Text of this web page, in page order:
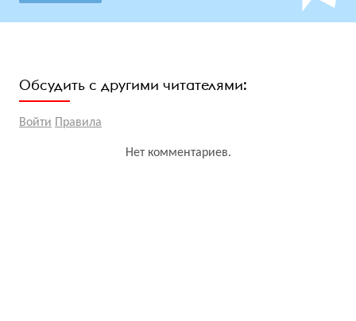
Обсудить с другими читателями:
Войти Правила
Нет комментариев.